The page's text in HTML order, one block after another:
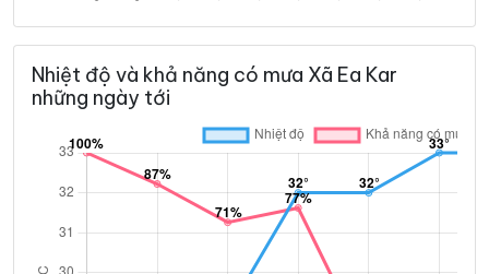
Nhiệt độ và khả năng có mưa Xã Ea Kar
những ngày tới